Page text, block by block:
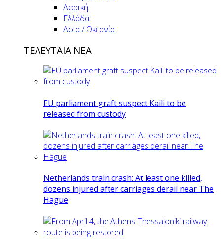
Αφρική
Ελλάδα
Ασία / Ωκεανία
ΤΕΛΕΥΤΑΙΑ ΝΕΑ
EU parliament graft suspect Kaili to be
released from custody
Netherlands train crash: At least one killed,
dozens injured after carriages derail near The
Hague